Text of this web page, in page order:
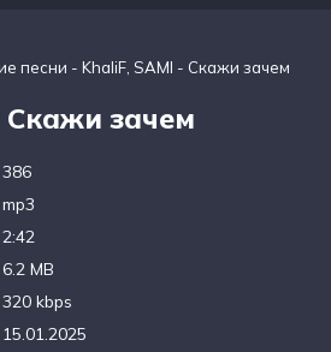
песни - KhaliF, SAMI - Скажи зачем
Скажи зачем
386
mp3
2:42
6.2 MB
320 kbps
15.01.2025